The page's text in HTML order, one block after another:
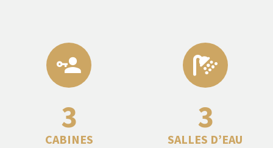
3
CABINES
3
SALLES D’EAU